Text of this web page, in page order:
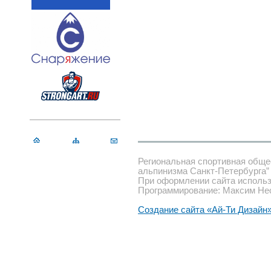
Региональная спортивная
альпинизма Санкт-Петербурга”
При оформлении сайта
Программирование: Максим
Создание сайта «Ай-Ти